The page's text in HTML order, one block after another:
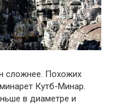
сложнее. Похожих
Кутб-Минар.
в диаметре и